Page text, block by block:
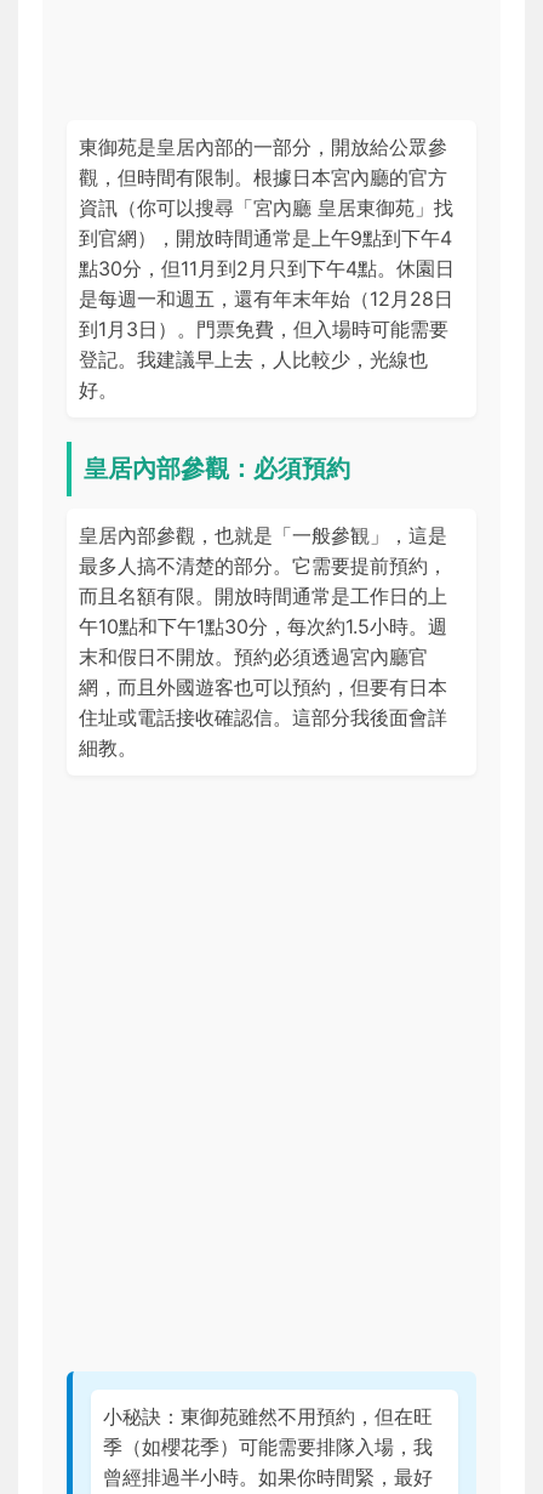
東御苑是皇居內部的一部分，開放給公眾參
觀，但時間有限制。根據日本宮內廳的官方
資訊（你可以搜尋「宮內廳 皇居東御苑」找
到官網），開放時間通常是上午9點到下午4
點30分，但11月到2月只到下午4點。休園日
是每週一和週五，還有年末年始（12月28日
到1月3日）。門票免費，但入場時可能需要
登記。我建議早上去，人比較少，光線也
好。
皇居內部參觀：必須預約
皇居內部參觀，也就是「一般參観」，這是
最多人搞不清楚的部分。它需要提前預約，
而且名額有限。開放時間通常是工作日的上
午10點和下午1點30分，每次約1.5小時。週
末和假日不開放。預約必須透過宮內廳官
網，而且外國遊客也可以預約，但要有日本
住址或電話接收確認信。這部分我後面會詳
細教。
小秘訣：東御苑雖然不用預約，但在旺
季（如櫻花季）可能需要排隊入場，我
曾經排過半小時。如果你時間緊，最好